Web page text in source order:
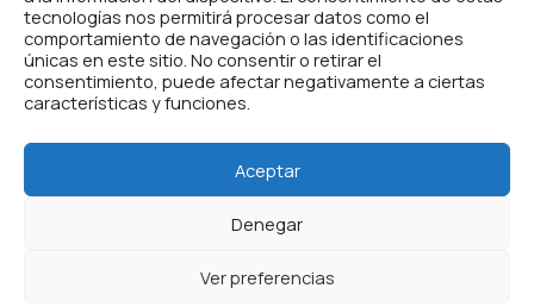
tecnologías nos permitirá procesar datos como el
comportamiento de navegación o las identificaciones
únicas en este sitio. No consentir o retirar el
consentimiento, puede afectar negativamente a ciertas
características y funciones.
Aceptar
Denegar
Ver preferencias
d
e
s
Enviar
Política de privacidad
Política de cookies (UE)